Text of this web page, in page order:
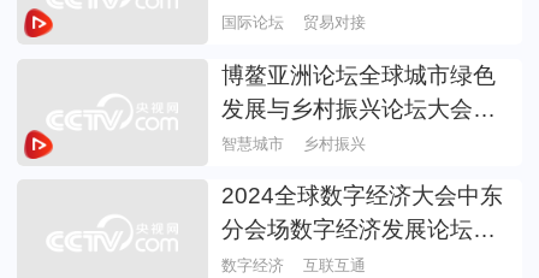
国际论坛 贸易对接
博鳌亚洲论坛全球城市绿色
发展与乡村振兴论坛大会举
行
智慧城市 乡村振兴
2024全球数字经济大会中东
分会场数字经济发展论坛举
办 中阿携手共绘数字经济合
数字经济 互联互通